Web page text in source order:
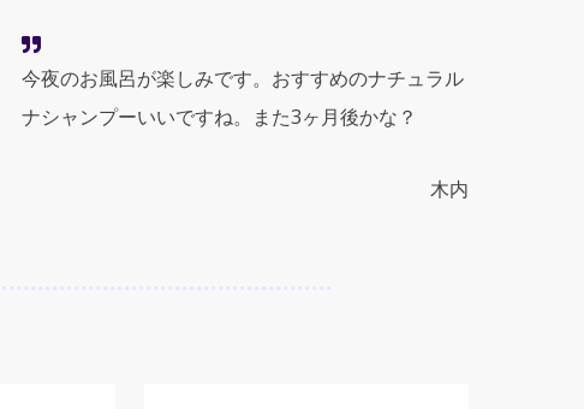
今夜のお風呂が楽しみです。おすすめのナチュラル
ナシャンプーいいですね。また3ヶ月後かな？
木内